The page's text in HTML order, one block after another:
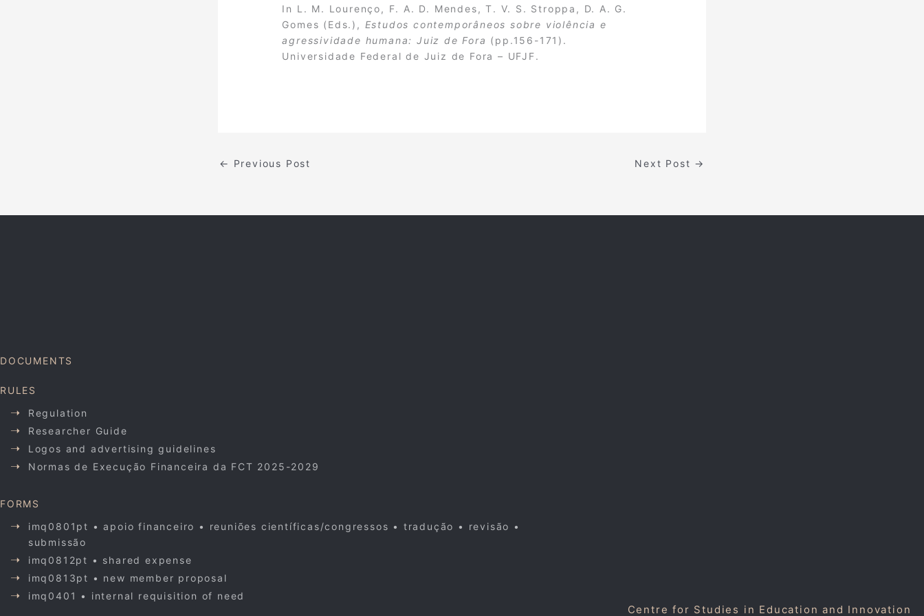
In L. M. Lourenço, F. A. D. Mendes, T. V. S. Stroppa, D. A. G.
Gomes (Eds.), Estudos contemporâneos sobre violência e
agressividade humana: Juiz de Fora (pp.156-171).
Universidade Federal de Juiz de Fora – UFJF.
← Previous Post Next Post →
DOCUMENTS
RULES
Regulation
Researcher Guide
Logos and advertising guidelines
Normas de Execução Financeira da FCT 2025-2029
FORMS
imq0801pt • apoio financeiro • reuniões científicas/congressos • tradução • revisão •
submissão
imq0812pt • shared expense
imq0813pt • new member proposal
imq0401 • internal requisition of need
Centre for Studies in Education and Innovation